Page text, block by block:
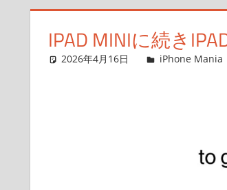
IPAD MINIに続き
2026年4月16日 FT729
iPhone Mania